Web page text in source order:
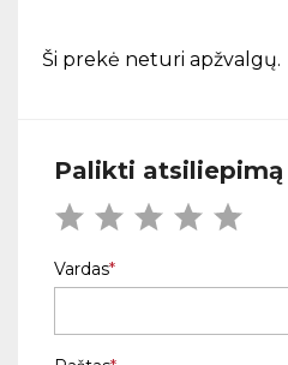
Ši prekė neturi apžvalgų.
Palikti atsiliepimą
Vardas